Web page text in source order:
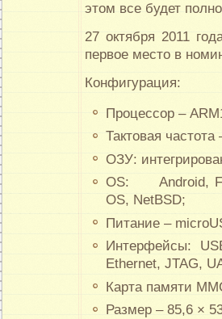
этом все будет
27 октября 2011
первое место в
Конфигурация:
Процессор –
Тактовая
ОЗУ:
OS: Android,
OS, NetBSD;
Питание –
Интерфейсы:
Ethernet, JTAG,
Карта памяти
Размер – 85,6 ×